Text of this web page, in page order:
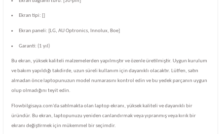
Ekran tipi: []
Ekran paneli: [LG, AU Optronics, Innolux, Boe]
Garanti: (1 yıl)
Bu ekran, yüksek kaliteli malzemelerden yapılmıştır ve özenle üretilmiştir. Uygun kurulum
ve bakım yapıldığı takdirde, uzun süreli kullanım için dayanıklı olacaktır. Lütfen, satın
almadan önce laptopunuzun model numarasını kontrol edin ve bu yedek parçanın uygun
olup olmadığını teyit edin.
Flowbilgisaya.com'da satılmakta olan laptop ekranı, yüksek kaliteli ve dayanıklı bir
üründür. Bu ekran, laptopunuzu yeniden canlandırmak veya yıpranmış veya kırık bir
ekranı değiştirmek için mükemmel bir seçimdir.